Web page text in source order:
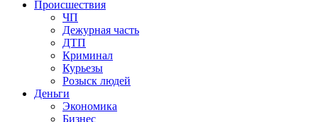
Происшествия
ЧП
Дежурная часть
ДТП
Криминал
Курьезы
Розыск людей
Деньги
Экономика
Бизнес